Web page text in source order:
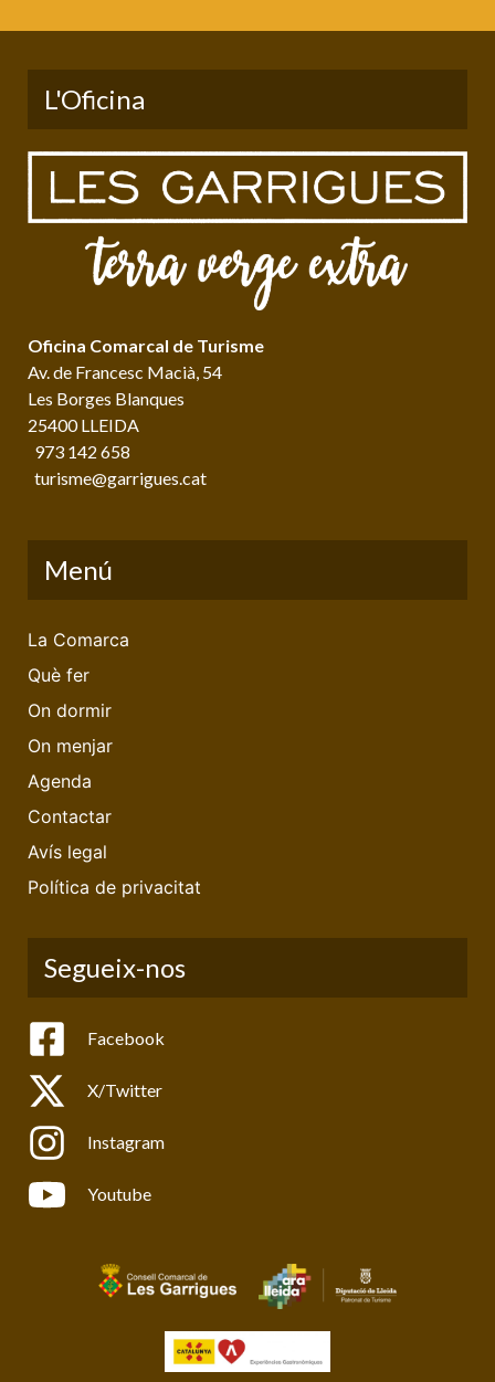
L'Oficina
Oficina Comarcal de Turisme
Av. de Francesc Macià, 54
Les Borges Blanques
25400 LLEIDA
973 142 658
turisme@garrigues.cat
Menú
La Comarca
Què fer
On dormir
On menjar
Agenda
Contactar
Avís legal
Política de privacitat
Segueix-nos
Facebook
X/Twitter
Instagram
Youtube